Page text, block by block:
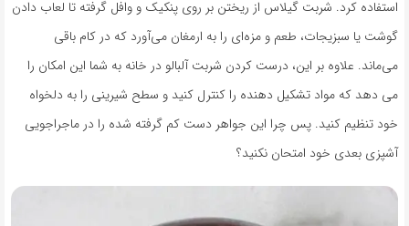
استفاده کرد. شربت گیلاس از ریختن بر روی پنکیک و وافل گرفته تا لعاب دادن
گوشت یا سبزیجات، طعم و مزه‌ای را به ارمغان می‌آورد که در کام باقی
می‌ماند. علاوه بر این، درست کردن شربت آلبالو در خانه به شما این امکان را
می دهد که مواد تشکیل دهنده را کنترل کنید و سطح شیرینی را به دلخواه
خود تنظیم کنید. پس چرا این جواهر دست کم گرفته شده را در ماجراجویی
آشپزی بعدی خود امتحان نکنید؟